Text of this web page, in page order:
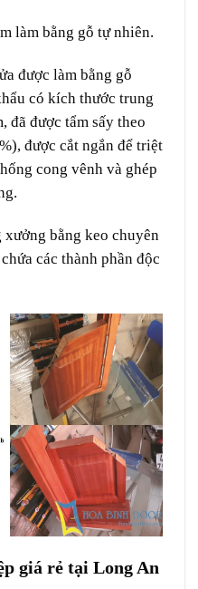
làm bằng gỗ tự nhiên.
được làm bằng gỗ
có kích thước trung
đã được tẩm sấy theo
được cắt ngắn để triệt
cong vênh và ghép
bằng keo chuyên
các thành phần độc
giá rẻ tại Long An